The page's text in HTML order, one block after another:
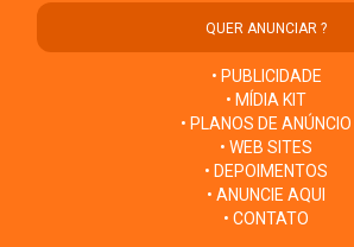
QUER ANUNCIAR ?
• PUBLICIDADE
• MÍDIA KIT
• PLANOS DE ANÚNCIO
• WEB SITES
• DEPOIMENTOS
• ANUNCIE AQUI
• CONTATO